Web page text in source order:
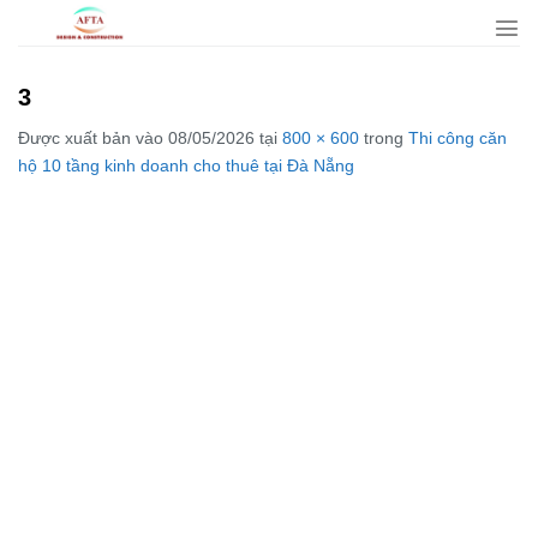
dung
3
Được xuất bản vào 08/05/2026 tại 800 × 600 trong Thi công căn
hộ 10 tầng kinh doanh cho thuê tại Đà Nẵng